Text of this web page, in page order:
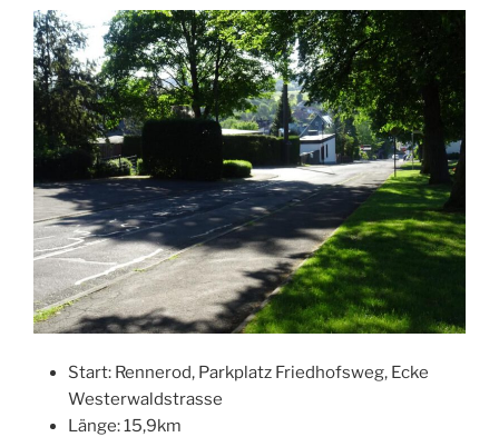
Start: Rennerod, Parkplatz Friedhofsweg, Ecke
Westerwaldstrasse
Länge: 15,9km